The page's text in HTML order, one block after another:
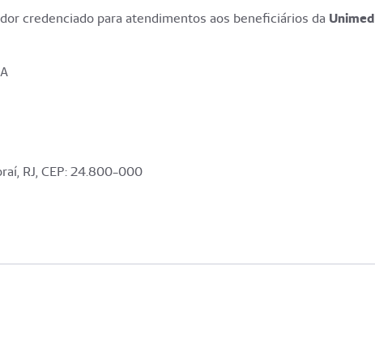
credenciado para atendimentos aos beneficiários da Unimed
RJ, CEP: 24.800-000